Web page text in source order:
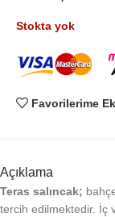
Stokta yok
Favorilerime
Açıklama
Teras salıncak;
tercih edilmektedir. İç